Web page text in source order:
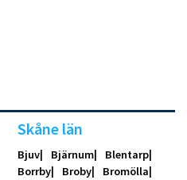
Skåne län
Bjuv Bjärnum
Blentarp
Borrby
Broby
Bromölla